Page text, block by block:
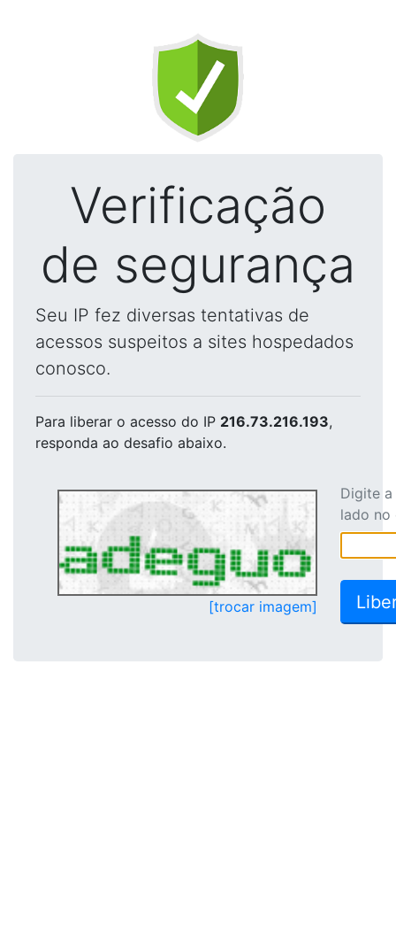
Verificação
de segurança
Seu IP fez diversas tentativas de
acessos suspeitos a sites hospedados
conosco.
Para liberar o acesso do IP 216.73.216.193,
responda ao desafio abaixo.
[trocar imagem]
Digite
lado no